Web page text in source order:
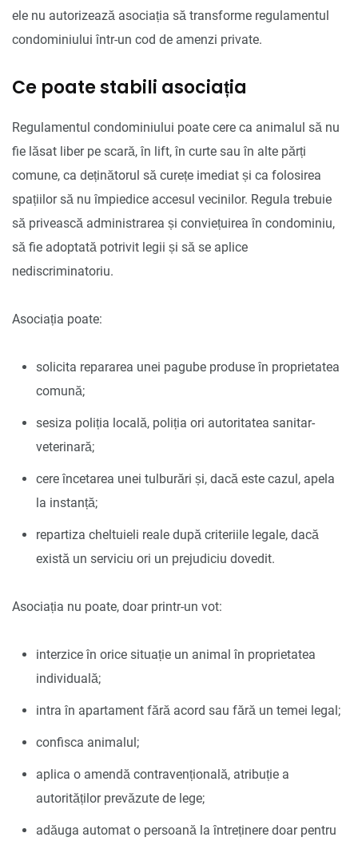
ele nu autorizează asociația să transforme regulamentul
condominiului într-un cod de amenzi private.
Ce poate stabili asociația
Regulamentul condominiului poate cere ca animalul să nu
fie lăsat liber pe scară, în lift, în curte sau în alte părți
comune, ca deținătorul să curețe imediat și ca folosirea
spațiilor să nu împiedice accesul vecinilor. Regula trebuie
să privească administrarea și conviețuirea în condominiu,
să fie adoptată potrivit legii și să se aplice
nediscriminatoriu.
Asociația poate:
solicita repararea unei pagube produse în proprietatea
comună;
sesiza poliția locală, poliția ori autoritatea sanitar-
veterinară;
cere încetarea unei tulburări și, dacă este cazul, apela
la instanță;
repartiza cheltuieli reale după criteriile legale, dacă
există un serviciu ori un prejudiciu dovedit.
Asociația nu poate, doar printr-un vot:
interzice în orice situație un animal în proprietatea
individuală;
intra în apartament fără acord sau fără un temei legal;
confisca animalul;
aplica o amendă contravențională, atribuție a
autorităților prevăzute de lege;
adăuga automat o persoană la întreținere doar pentru